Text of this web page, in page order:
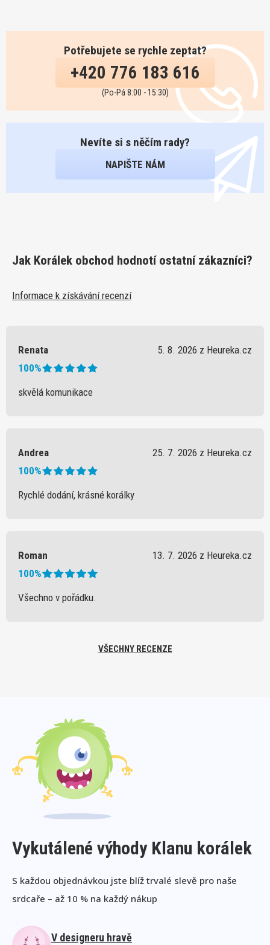
Potřebujete se rychle zeptat?
+420 776 183 616
(Po-Pá 8:00 - 15:30)
Nevíte si s něčím rady?
NAPIŠTE NÁM
Jak Korálek obchod hodnotí ostatní zákazníci?
Informace k získávání recenzí
Renata
5. 8. 2026 z Heureka.cz
100%
skvělá komunikace
Andrea
25. 7. 2026 z Heureka.cz
100%
Rychlé dodání, krásné korálky
Roman
13. 7. 2026 z Heureka.cz
100%
Všechno v pořádku.
VŠECHNY RECENZE
Vykutálené výhody Klanu korálek
S každou objednávkou jste blíž trvalé slevě pro naše
srdcaře – až 10 % na každý nákup
V designeru hravě